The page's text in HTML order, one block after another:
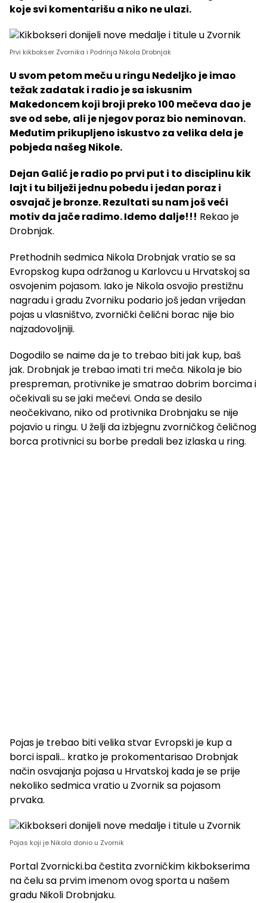
koje svi komentarišu a niko ne ulazi.
Prvi kikbokser Zvornika i Podrinja Nikola Drobnjak
U svom petom meču u ringu Nedeljko je imao
težak zadatak i radio je sa iskusnim
Makedoncem koji broji preko 100 mečeva dao je
sve od sebe, ali je njegov poraz bio neminovan.
Međutim prikupljeno iskustvo za velika dela je
pobjeda našeg Nikole.
Dejan Galić je radio po prvi put i to disciplinu kik
lajt i tu bilježi jednu pobedu i jedan poraz i
osvajač je bronze. Rezultati su nam još veći
motiv da jače radimo. Idemo dalje!!! Rekao je
Drobnjak.
Prethodnih sedmica Nikola Drobnjak vratio se sa
Evropskog kupa održanog u Karlovcu u Hrvatskoj sa
osvojenim pojasom. Iako je Nikola osvojio prestižnu
nagradu i gradu Zvorniku podario još jedan vrijedan
pojas u vlasništvo, zvornički čelični borac nije bio
najzadovoljniji.
Dogodilo se naime da je to trebao biti jak kup, baš
jak. Drobnjak je trebao imati tri meča. Nikola je bio
prespreman, protivnike je smatrao dobrim borcima i
očekivali su se jaki mečevi. Onda se desilo
neočekivano, niko od protivnika Drobnjaku se nije
pojavio u ringu. U želji da izbjegnu zvorničkog čeličnog
borca protivnici su borbe predali bez izlaska u ring.
Pojas je trebao biti velika stvar Evropski je kup a
borci ispali… kratko je prokomentarisao Drobnjak
način osvajanja pojasa u Hrvatskoj kada je se prije
nekoliko sedmica vratio u Zvornik sa pojasom
prvaka.
Pojas koji je Nikola donio u Zvornik
Portal Zvornicki.ba čestita zvorničkim kikbokserima
na čelu sa prvim imenom ovog sporta u našem
gradu Nikoli Drobnjaku.